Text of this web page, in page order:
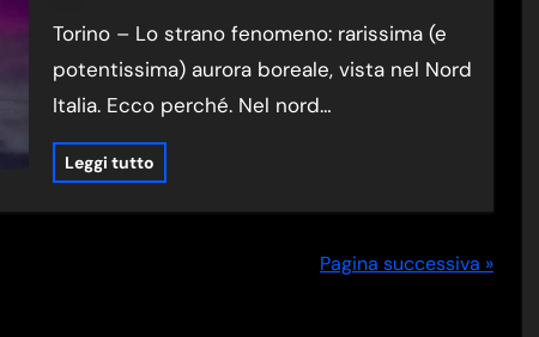
Torino – Lo strano fenomeno: rarissima (e
potentissima) aurora boreale, vista nel Nord
Italia. Ecco perché. Nel nord…
Leggi tutto
Pagina successiva »